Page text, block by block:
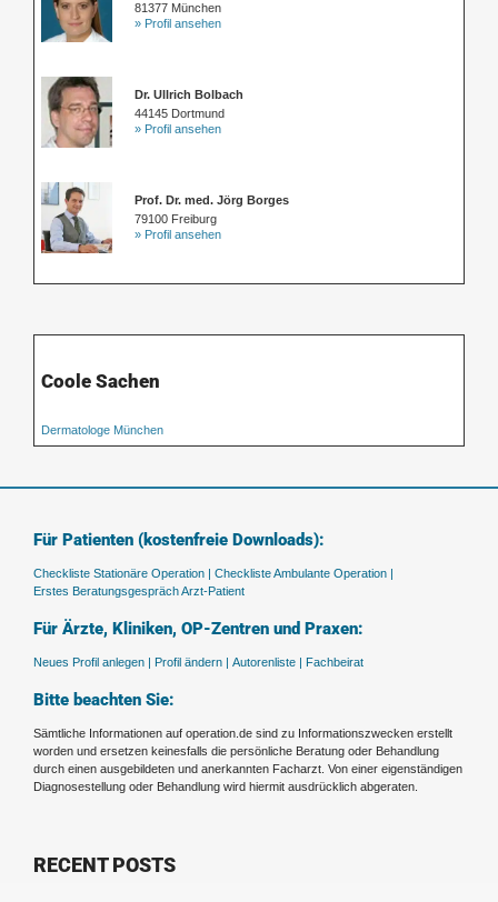
81377 München
» Profil ansehen
Dr. Ullrich Bolbach
44145 Dortmund
» Profil ansehen
Prof. Dr. med. Jörg Borges
79100 Freiburg
» Profil ansehen
Coole Sachen
Dermatologe München
Für Patienten (kostenfreie Downloads):
Checkliste Stationäre Operation | Checkliste Ambulante Operation |
Erstes Beratungsgespräch Arzt-Patient
Für Ärzte, Kliniken, OP-Zentren und Praxen:
Neues Profil anlegen | Profil ändern | Autorenliste | Fachbeirat
Bitte beachten Sie:
Sämtliche Informationen auf operation.de sind zu Informationszwecken erstellt
worden und ersetzen keinesfalls die persönliche Beratung oder Behandlung
durch einen ausgebildeten und anerkannten Facharzt. Von einer eigenständigen
Diagnosestellung oder Behandlung wird hiermit ausdrücklich abgeraten.
RECENT POSTS